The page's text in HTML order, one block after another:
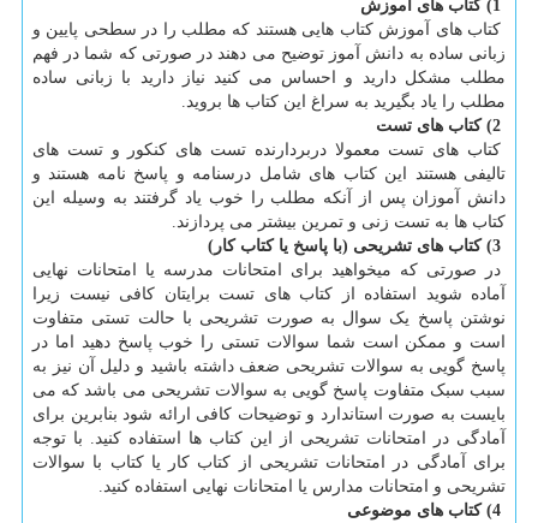
کتاب های آموزش کتاب هایی هستند که مطلب را در سطحی پایین و
زبانی ساده به دانش آموز توضیح می دهند در صورتی که شما در فهم
مطلب مشکل دارید و احساس می کنید نیاز دارید با زبانی ساده
مطلب را یاد بگیرید به سراغ این کتاب ها بروید.
کتاب های تست معمولا دربردارنده تست های کنکور و تست های
تالیفی هستند این کتاب های شامل درسنامه و پاسخ نامه هستند و
دانش آموزان پس از آنکه مطلب را خوب یاد گرفتند به وسیله این
کتاب ها به تست زنی و تمرین بیشتر می پردازند.
در صورتی که میخواهید برای امتحانات مدرسه یا امتحانات نهایی
آماده شوید استفاده از کتاب های تست برایتان کافی نیست زیرا
نوشتن پاسخ یک سوال به صورت تشریحی با حالت تستی متفاوت
است و ممکن است شما سوالات تستی را خوب پاسخ دهید اما در
پاسخ گویی به سوالات تشریحی ضعف داشته باشید و دلیل آن نیز به
سبب سبک متفاوت پاسخ گویی به سوالات تشریحی می باشد که می
بایست به صورت استاندارد و توضیحات کافی ارائه شود بنابرین برای
آمادگی در امتحانات تشریحی از این کتاب ها استفاده کنید. با توجه
برای آمادگی در امتحانات تشریحی از کتاب کار یا کتاب با سوالات
تشریحی و امتحانات مدارس یا امتحانات نهایی استفاده کنید.